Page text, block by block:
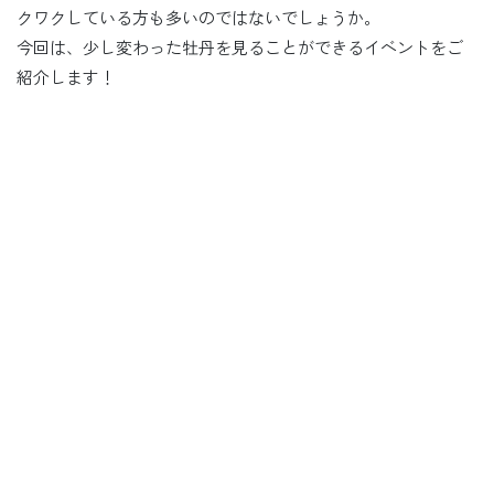
クワクしている方も多いのではないでしょうか。
今回は、少し変わった牡丹を見ることができるイベントをご
紹介します！